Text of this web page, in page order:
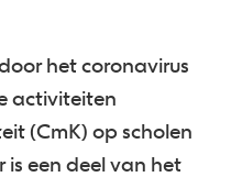
het coronavirus
activiteiten
(CmK) op scholen
een deel van het